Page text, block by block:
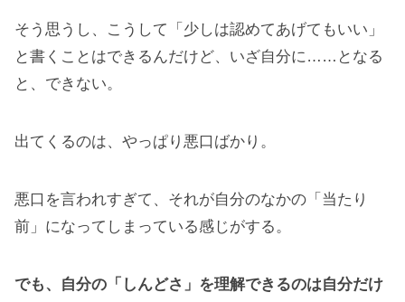
そう思うし、こうして「少しは認めてあげてもいい」
と書くことはできるんだけど、いざ自分に……となる
と、できない。
出てくるのは、やっぱり悪口ばかり。
悪口を言われすぎて、それが自分のなかの「当たり
前」になってしまっている感じがする。
でも、自分の「しんどさ」を理解できるのは自分だけ